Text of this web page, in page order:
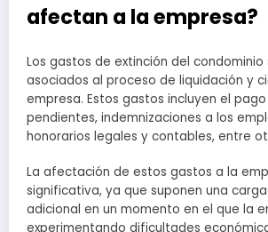
afectan a la empresa?
Los gastos de extinción del condominio
asociados al proceso de liquidación y
empresa. Estos gastos incluyen el
pendientes, indemnizaciones a los
honorarios legales y contables, entre
La afectación de estos gastos a la
significativa, ya que suponen una
adicional en un momento en el que la
experimentando dificultades